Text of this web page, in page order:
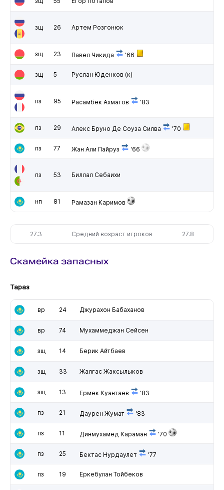
зщ 26 Артем Розгонюк
зщ 23 Павел Чикида '66
зщ 5 Руслан Юденков (к)
пз 95 Расамбек Ахматов '83
пз 29 Алекс Бруно Де Соуза Силва '70
пз 77 Жан Али Пайруз '66
пз 53 Биллал Себаихи
нп 81 Рамазан Каримов
27.3 Средний возраст игроков 27.8
Скамейка запасных
Тараз
вр 24 Джурахон Бабаханов
вр 74 Мухаммеджан Сейсен
зщ 14 Берик Айтбаев
зщ 33 Жалгас Жаксылыков
зщ 13 Ермек Куантаев '83
пз 21 Даурен Жумат '83
пз 11 Динмухамед Караман '70
пз 25 Бектас Нурдаулет '77
пз 19 Еркебулан Тойбеков